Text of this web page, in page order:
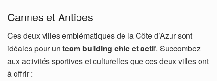
Cannes et Antibes
Ces deux villes emblématiques de la Côte d’Azur sont
idéales pour un team building chic et actif. Succombez
aux activités sportives et culturelles que ces deux villes ont
à offrir :